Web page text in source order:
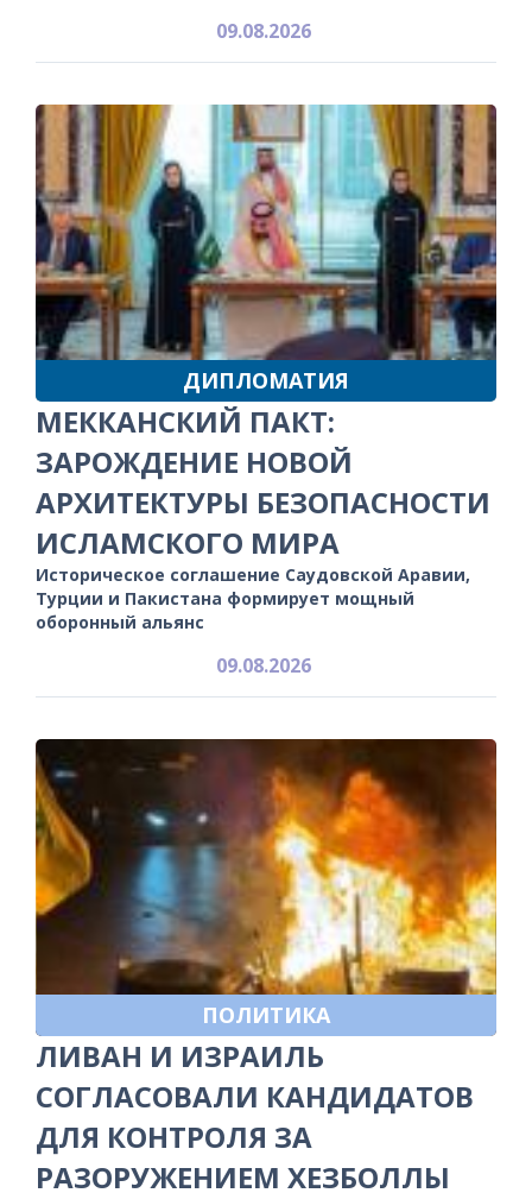
09.08.2026
ДИПЛОМАТИЯ
МЕККАНСКИЙ ПАКТ:
ЗАРОЖДЕНИЕ НОВОЙ
АРХИТЕКТУРЫ БЕЗОПАСНОСТИ
ИСЛАМСКОГО МИРА
Историческое соглашение Саудовской Аравии,
Турции и Пакистана формирует мощный
оборонный альянс
09.08.2026
ПОЛИТИКА
ЛИВАН И ИЗРАИЛЬ
СОГЛАСОВАЛИ КАНДИДАТОВ
ДЛЯ КОНТРОЛЯ ЗА
РАЗОРУЖЕНИЕМ ХЕЗБОЛЛЫ